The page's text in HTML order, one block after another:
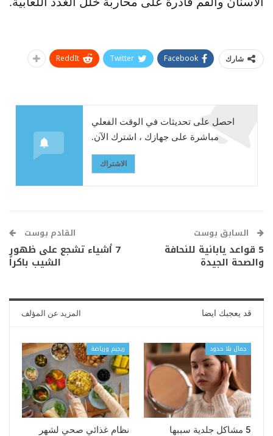
شارك Facebook
Twitter
ReddIt
احصل على تحديثات في الوقت الفعلي
مباشرة على جهازك ، اشترك الآن.
الاشتراك
السابق بوست
5 قواعد يابانية للنحافة
والصحة الجيدة
القادم بوست
7 أشياء تشجع على ظهور
الشيب باكراً
قد يعجبك ايضا المزيد عن المؤلف
جمال بلا حدود
5 مشاكل جلدية سببها
ريجيم ورياضة
نظام غذائي صحي لشهر